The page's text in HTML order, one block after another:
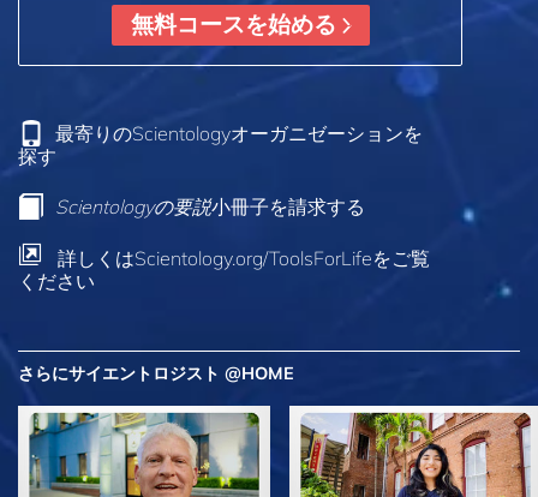
無料コースを始める
最寄りのScientologyオーガニゼーションを
探す
Scientologyの要説小冊子を請求する
詳しくはScientology.org/ToolsForLifeをご覧
ください
さらにサイエントロジスト @HOME